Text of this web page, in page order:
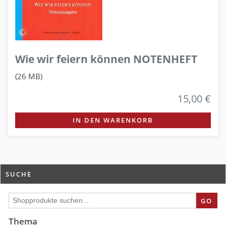
Wie wir feiern können NOTENHEFT
(26 MB)
15,00 €
IN DEN WARENKORB
SUCHE
GO
Thema